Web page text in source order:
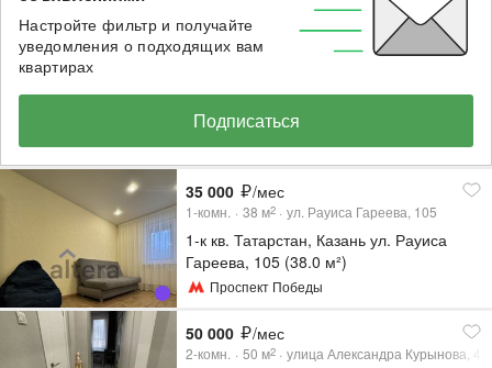
Настройте фильтр и получайте
уведомления о подходящих вам
квартирах
Подписаться
35 000 /мес
1-комн. 38 м2 ул. Рауиса Гареева, 105
1-к кв. Татарстан, Казань ул. Рауиса
Гареева, 105 (38.0 м²)
Проспект Победы
50 000 /мес
2-комн. 50 м2 улица Александра Курынова,